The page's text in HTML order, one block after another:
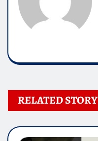
RELATED STORY